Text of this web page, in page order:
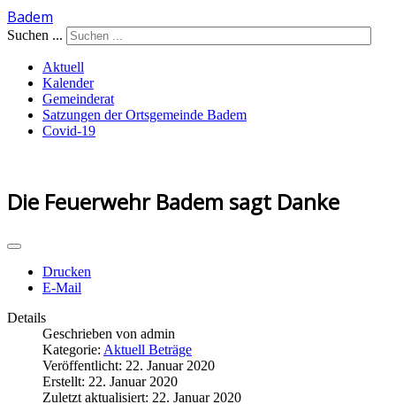
Badem
Suchen ...
Aktuell
Kalender
Gemeinderat
Satzungen der Ortsgemeinde Badem
Covid-19
Die Feuerwehr Badem sagt Danke
Drucken
E-Mail
Details
Geschrieben von admin
Kategorie: Aktuell Beträge
Veröffentlicht: 22. Januar 2020
Erstellt: 22. Januar 2020
Zuletzt aktualisiert: 22. Januar 2020
Year
Month
Year
Month